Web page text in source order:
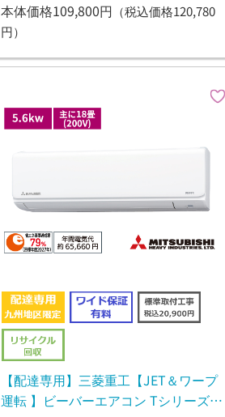
本体価格109,800円 （税込価格120,780
円）
【配達専用】三菱重工【JET＆ワープ
運転 】ビーバーエアコン Tシリーズ